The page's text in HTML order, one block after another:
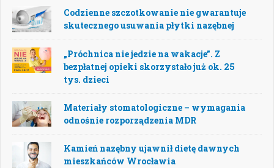
Codzienne szczotkowanie nie gwarantuje
skutecznego usuwania płytki nazębnej
„Próchnica nie jedzie na wakacje”. Z
bezpłatnej opieki skorzystało już ok. 25
tys. dzieci
Materiały stomatologiczne – wymagania
odnośnie rozporządzenia MDR
Kamień nazębny ujawnił dietę dawnych
mieszkańców Wrocławia